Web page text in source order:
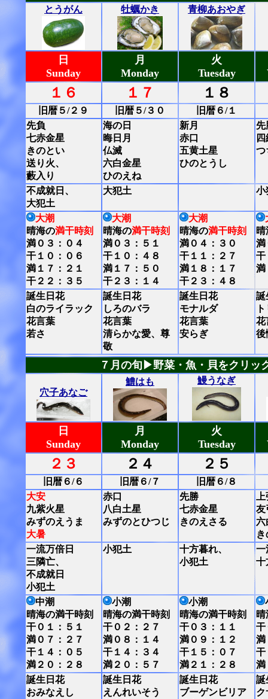
とうがん 牡蠣かき 青柳あおやぎ
日
Sunday
月
Monday
火
Tuesday
１６ １７ １８
旧暦５/２９ 旧暦５/３０
旧暦６/１
先負
七赤金星
きのとい
送り火、
藪入り
海の日
晦日月
仏滅
六白金星
ひのえね
新月
赤口
五黄土星
ひのとうし
先
つ
不成就日、
大犯土
大犯土 小
大潮
晴海の満干時刻
満０３：０４
干１０：０６
満１７：２１
干２２：３５
大潮
晴海の満干時刻
満０３：５１
干１０：４８
満１７：５０
干２３：１４
大潮
晴海の満干時刻
満０４：３０
干１１：２７
満１８：１７
干２３：４８
満
干
満
誕生日花
白のライラック
花言葉
若さ
誕生日花
しろのバラ
花言葉
清らかな愛、尊
敬
誕生日花
モナルダ
花言葉
安らぎ
誕
花
後
７月の旬▶野菜・魚・貝をクリッ
穴子あなご
鱧はも 鰻うなぎ
日
Sunday
月
Monday
火
Tuesday
２３ ２４ ２５
旧暦６/６ 旧暦６/７
旧暦６/８
大安
九紫火星
みずのえうま
大暑
赤口
八白土星
みずのとひつじ
先勝
七赤金星
きのえさる
友
六
一流万倍日
三隣亡、
不成就日
小犯土
小犯土
十方暮れ、
小犯土
一
十
中潮
晴海の満干時刻
干０１：５１
満０７：２７
干１４：０５
満２０：２８
小潮
晴海の満干時刻
干０２：２７
満０８：１４
干１４：３４
満２０：５７
小潮
晴海の満干時刻
干０３：１１
満０９：１２
干１５：０７
満２１：２８
干
満
干
満
誕生日花
おみなえし
誕生日花
えんれいそう
誕生日花
ブーゲンビリア
誕
ク